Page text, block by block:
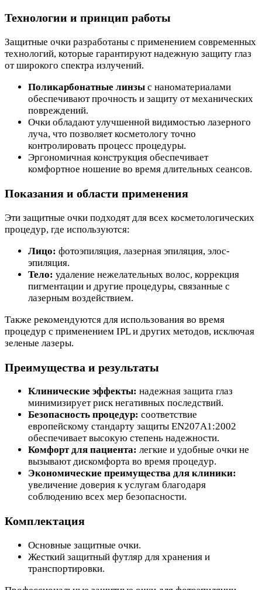
Технологии и принцип работы
Защитные очки разработаны с применением современных
технологий, которые гарантируют надежную защиту глаз
от широкого спектра излучений.
Поликарбонатные линзы с наноматериалами
обеспечивают прочность и защиту от механических
повреждений.
Очки обладают улучшенной видимостью лазерного
луча, что позволяет косметологу точно
контролировать процесс процедуры.
Эргономичная конструкция обеспечивает
комфортное ношение во время длительных сеансов.
Показания и области применения
Эти защитные очки подходят для всех косметологических
процедур, где используются:
Лицо: фотоэпиляция, лазерная эпиляция, элос-
эпиляция.
Тело: удаление нежелательных волос, коррекция
пигментации и другие процедуры, связанные с
лазерным воздействием.
Также рекомендуются для использования во время
процедур с применением IPL и других методов, исключая
зеленые лазеры.
Преимущества и результаты
Клинические эффекты: надежная защита глаз
минимизирует риск негативных последствий.
Безопасность процедур: соответствие
европейскому стандарту защиты EN207A1:2002
обеспечивает высокую степень надежности.
Комфорт для пациента: легкие и удобные очки не
вызывают дискомфорта во время процедур.
Экономические преимущества для клиники:
увеличение доверия к услугам благодаря
соблюдению всех мер безопасности.
Комплектация
Основные защитные очки.
Жесткий защитный футляр для хранения и
транспортировки.